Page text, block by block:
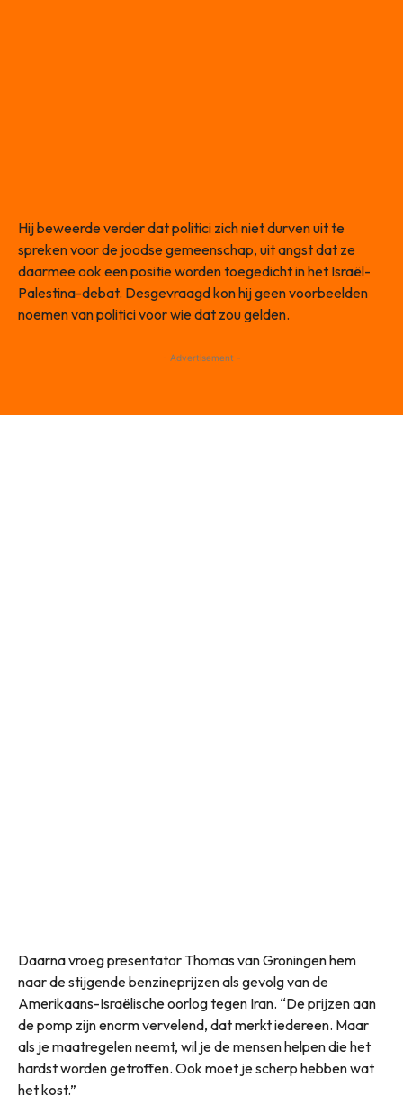
Hij beweerde verder dat politici zich niet durven uit te
spreken voor de joodse gemeenschap, uit angst dat ze
daarmee ook een positie worden toegedicht in het Israël-
Palestina-debat. Desgevraagd kon hij geen voorbeelden
noemen van politici voor wie dat zou gelden.
- Advertisement -
Daarna vroeg presentator Thomas van Groningen hem
naar de stijgende benzineprijzen als gevolg van de
Amerikaans-Israëlische oorlog tegen Iran. “De prijzen aan
de pomp zijn enorm vervelend, dat merkt iedereen. Maar
als je maatregelen neemt, wil je de mensen helpen die het
hardst worden getroffen. Ook moet je scherp hebben wat
het kost.”